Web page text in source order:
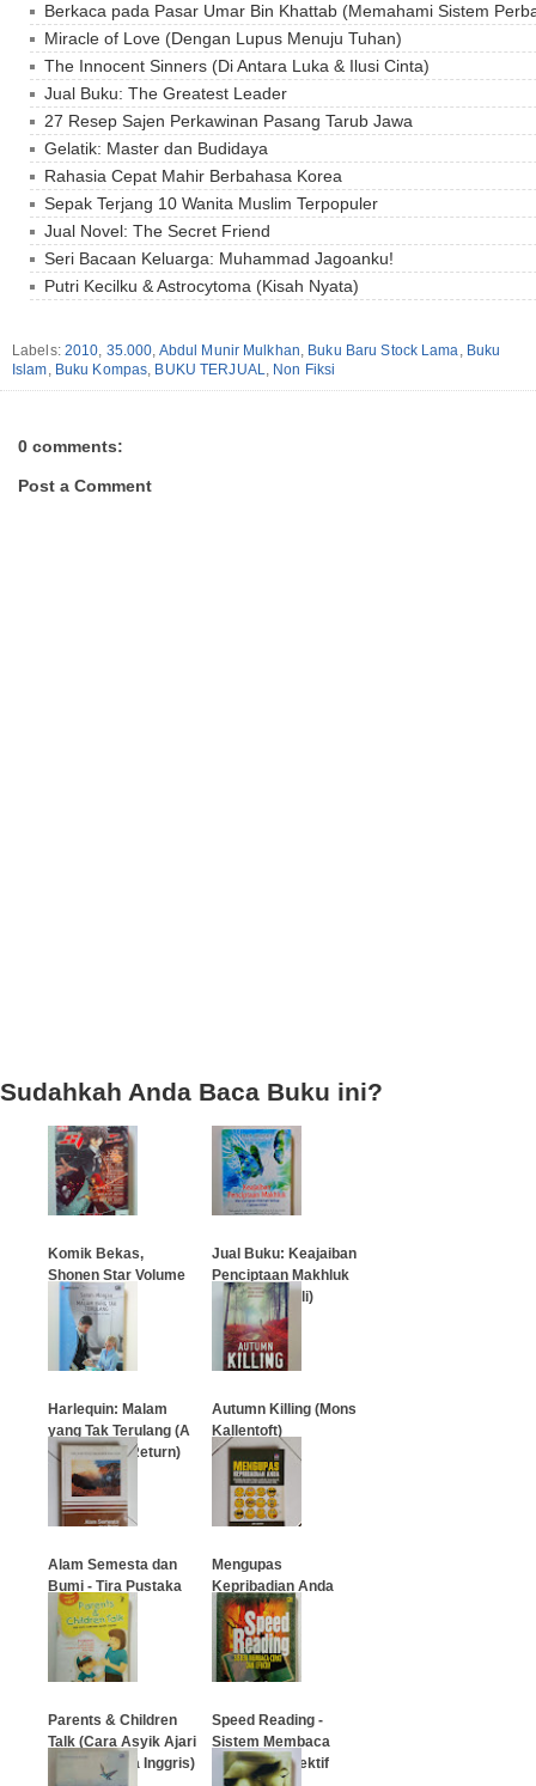
Berkaca pada Pasar Umar Bin Khattab (Memahami Sistem
Miracle of Love (Dengan Lupus Menuju Tuhan)
The Innocent Sinners (Di Antara Luka & Ilusi Cinta)
Jual Buku: The Greatest Leader
27 Resep Sajen Perkawinan Pasang Tarub Jawa
Gelatik: Master dan Budidaya
Rahasia Cepat Mahir Berbahasa Korea
Sepak Terjang 10 Wanita Muslim Terpopuler
Jual Novel: The Secret Friend
Seri Bacaan Keluarga: Muhammad Jagoanku!
Putri Kecilku & Astrocytoma (Kisah Nyata)
Labels: 2010, 35.000, Abdul Munir Mulkhan, Buku Baru Stock Lama, Buku
Islam, Buku Kompas, BUKU TERJUAL, Non Fiksi
0 comments:
Post a Comment
Sudahkah Anda Baca Buku ini?
Komik Bekas,
Shonen Star Volume
Jual Buku: Keajaiban
Penciptaan Makhluk
(Imam Ghazali)
…
Harlequin: Malam
yang Tak Terulang (A
Night Of No Return)
Autumn Killing (Mons
Kallentoft)
Alam Semesta dan
Bumi - Tira Pustaka
…
Mengupas
Kepribadian Anda
Penulis Amit
Abraham
…
Parents & Children
Talk (Cara Asyik Ajari
Anak Bahasa Inggris)
Speed Reading -
Sistem Membaca
Cepat dan Efektif